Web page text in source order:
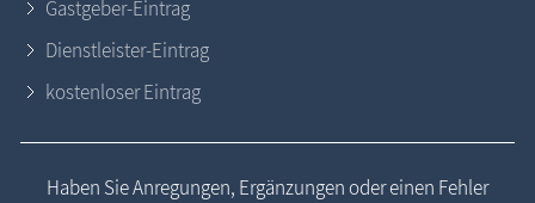
Gastgeber-Eintrag
Dienstleister-Eintrag
kostenloser Eintrag
Haben Sie Anregungen, Ergänzungen oder einen Fehler